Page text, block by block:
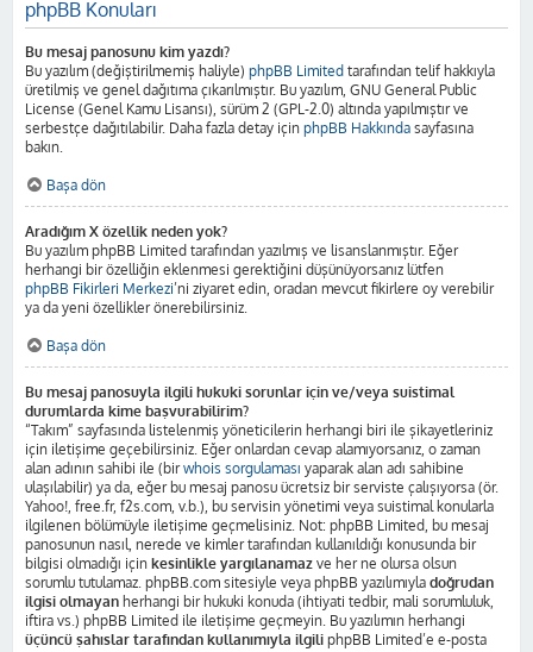
phpBB Konuları
Bu mesaj panosunu kim yazdı?
Bu yazılım (değiştirilmemiş haliyle) phpBB Limited tarafından telif hakkıyla
üretilmiş ve genel dağıtıma çıkarılmıştır. Bu yazılım, GNU General Public
License (Genel Kamu Lisansı), sürüm 2 (GPL-2.0) altında yapılmıştır ve
serbestçe dağıtılabilir. Daha fazla detay için phpBB Hakkında sayfasına
bakın.
Başa dön
Aradığım X özellik neden yok?
Bu yazılım phpBB Limited tarafından yazılmış ve lisanslanmıştır. Eğer
herhangi bir özelliğin eklenmesi gerektiğini düşünüyorsanız lütfen
phpBB Fikirleri Merkezi’ni ziyaret edin, oradan mevcut fikirlere oy verebilir
ya da yeni özellikler önerebilirsiniz.
Başa dön
Bu mesaj panosuyla ilgili hukuki sorunlar için ve/veya suistimal
durumlarda kime başvurabilirim?
“Takım” sayfasında listelenmiş yöneticilerin herhangi biri ile şikayetleriniz
için iletişime geçebilirsiniz. Eğer onlardan cevap alamıyorsanız, o zaman
alan adının sahibi ile (birwhois sorgulaması yaparak alan adı sahibine
ulaşılabilir) ya da, eğer bu mesaj panosu ücretsiz bir serviste çalışıyorsa (ör.
Yahoo!, free.fr, f2s.com, v.b.), bu servisin yönetimi veya suistimal konularla
ilgilenen bölümüyle iletişime geçmelisiniz. Not: phpBB Limited, bu mesaj
panosunun nasıl, nerede ve kimler tarafından kullanıldığı konusunda bir
bilgisi olmadığı için kesinlikle yargılanamaz ve her ne olursa olsun
sorumlu tutulamaz. phpBB.com sitesiyle veya phpBB yazılımıyla doğrudan
ilgisi olmayan herhangi bir hukuki konuda (ihtiyati tedbir, mali sorumluluk,
iftira vs.) phpBB Limited ile iletişime geçmeyin. Bu yazılımın herhangi
üçüncü şahıslar tarafından kullanımıyla ilgili phpBB Limited’e e-posta